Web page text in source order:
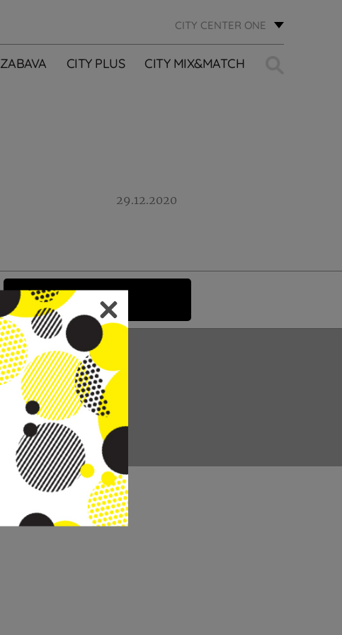
CITY CENTER ONE
ZABAVA CITY PLUS CITY MIX&MATCH
29.12.2020
PRIJAVI SE
CC REAL